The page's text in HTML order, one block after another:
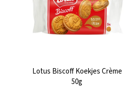
Lotus Biscoff Koekjes Crème
50g